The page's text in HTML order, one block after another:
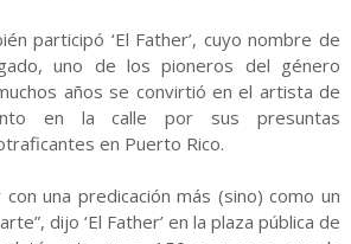
participó ‘El Father’, cuyo nombre de
uno de los pioneros del género
años se convirtió en el artista de
en la calle por sus presuntas
en Puerto Rico.
una predicación más (sino) como un
dijo ‘El Father’ en la plaza pública de